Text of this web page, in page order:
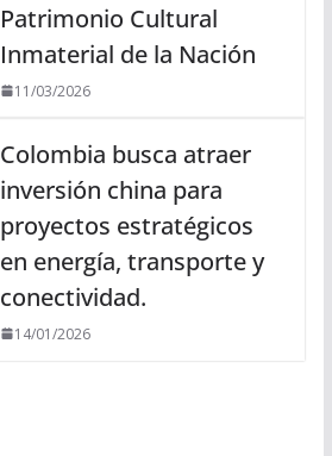
Patrimonio Cultural
Inmaterial de la Nación
11/03/2026
Colombia busca atraer
inversión china para
proyectos estratégicos
en energía, transporte y
conectividad.
14/01/2026